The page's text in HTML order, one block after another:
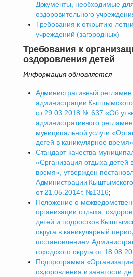
Документы, необходимые для
оздоровительного
Требования к открытию
учреждений (загородных)
Требования к
оздоровления детей
Информация обновляется
Административный
администрации Кыштымского
от 29.03.2018 № 637 «Об
административного
муниципальной услуги
детей в каникулярное
Стандарт качества
«Организация отдыха детей
время», утвержден
Администрации Кыштымского
от 21.05.2014г. №1316;
Положение о
организации отдыха,
детей и подростков
округа в каникулярный
постановлением
городского округа от
Подпрограмма «Организация
оздоровления и занятости